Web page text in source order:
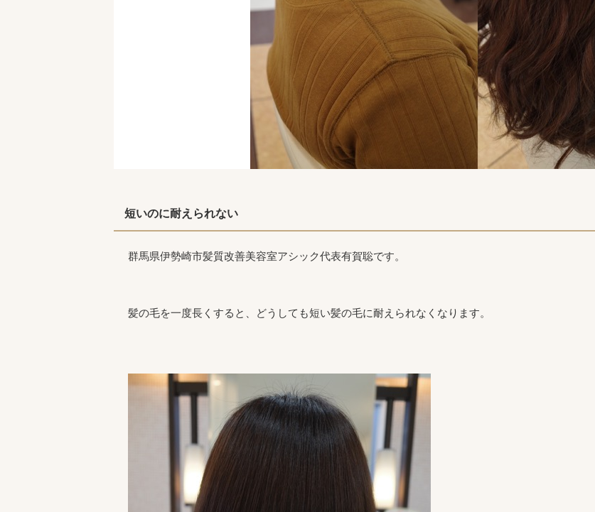
短いのに耐えられない
群馬県伊勢崎市髪質改善美容室アシック代表有賀聡です。
髪の毛を一度長くすると、どうしても短い髪の毛に耐えられなくなります。